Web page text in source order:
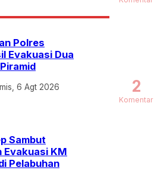
Polres
Evakuasi Dua
6 Agt 2026
Sambut
Evakuasi KM
Pelabuhan
2
Komentar